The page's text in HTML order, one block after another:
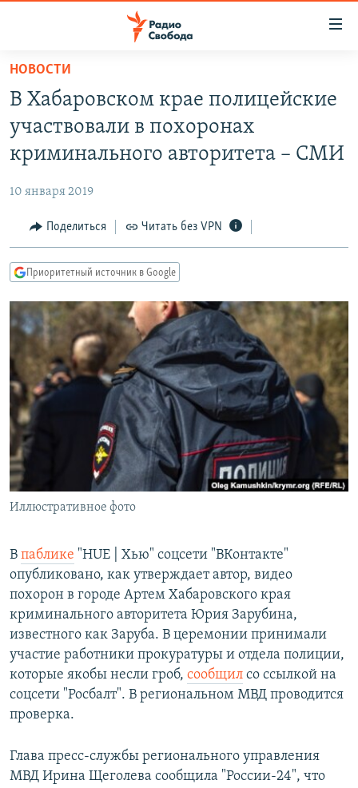
упрощенного
доступа
основному
Вернутся
Вернутся
поиску
ПРОГРАММЫ
ПОДКАСТЫ
МНЕНИЯ
КУЛЬТУРА
КАВКАЗ.РЕАЛИИ
СЕВЕР.РЕАЛИИ
СИБИРЬ.РЕАЛИИ
РАСПИСАНИЕ ВЕЩАНИЯ
ПОДПИШИТЕСЬ НА РАССЫЛКУ
СОЦИАЛЬНЫЕ СЕТИ
Все сайты РСЕ/РС
НОВОСТИ
В Хабаровском крае полицейские
участвовали в похоронах
криминального авторитета – СМИ
10 января 2019
Поделиться Читать без VPN
Приоритетный источник в Google
Иллюстративное фото
В паблике "HUE | Хью" соцсети "ВКонтакте"
опубликовано, как утверждает автор, видео
похорон в городе Артем Хабаровского края
криминального авторитета Юрия Зарубина,
известного как Заруба. В церемонии принимали
участие работники прокуратуры и отдела полиции,
которые якобы несли гроб, сообщил со ссылкой на
соцсети "Росбалт". В региональном МВД проводится
проверка.
Глава пресс-службы регионального управления
МВД Ирина Щеголева сообщила "России-24", что